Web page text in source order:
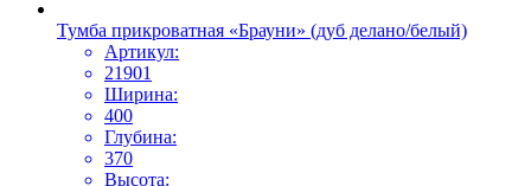
Тумба прикроватная «Брауни» (дуб делано/белый)
Артикул:
21901
Ширина:
400
Глубина:
370
Высота: